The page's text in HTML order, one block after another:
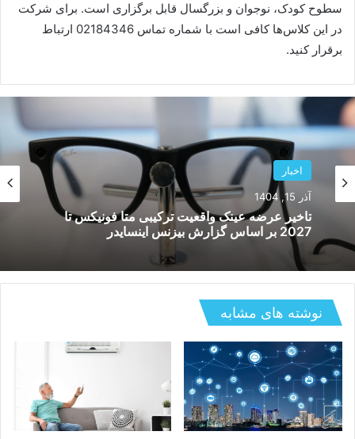
سطوح کودک، نوجوان و بزرگسال قابل برگزاری است. برای شرکت
در این کلاس‌ها کافی است با شماره تماس 02184346 ارتباط
برقرار کنید.
اخبار
آذر 15, 1404
تاخیر عرضه عینک واقعیت ترکیبی متا فونیکس تا
2027 بر اساس گزارش بیزنس اینسایدر
نوشته های مشابه